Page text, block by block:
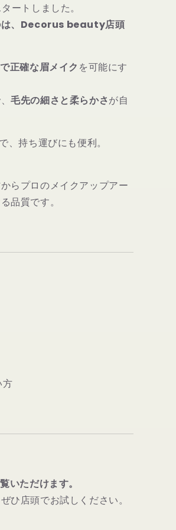
ートしました。
は、Decorus beauty店頭
正確な眉メイク を可能にす
毛先の細さと柔らかさが自
、持ち運びにも便利。
らプロのメイクアップアー
品質です。
方
ただけます。
ひ店頭でお試しください。